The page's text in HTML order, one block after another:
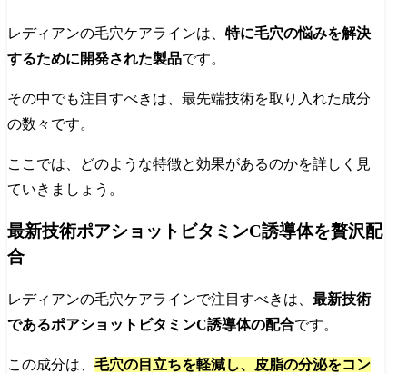
レディアンの毛穴ケアラインは、 特に毛穴の悩みを解決
するために開発された製品です。
その中でも注目すべきは、最先端技術を取り入れた成分
の数々です。
ここでは、どのような特徴と効果があるのかを詳しく見
ていきましょう。
最新技術ポアショットビタミンC誘導体を贅沢配
合
レディアンの毛穴ケアラインで注目すべきは、 最新技術
であるポアショットビタミンC誘導体の配合です。
この成分は、 毛穴の目立ちを軽減し、皮脂の分泌をコン